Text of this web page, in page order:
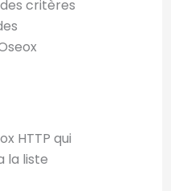
critères
HTTP qui
la liste